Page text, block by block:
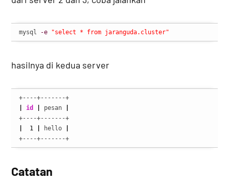
mysql -e "select * from jaranguda.cluster"
hasilnya di kedua server
id pesan
1 hello
+----+-------+
Catatan